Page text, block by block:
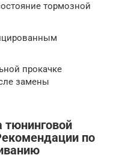
тормозной
прокачке
замены
тюнинговой
по